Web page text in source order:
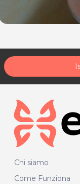
acquisto scrivi a
Chi siamo
Come Funziona